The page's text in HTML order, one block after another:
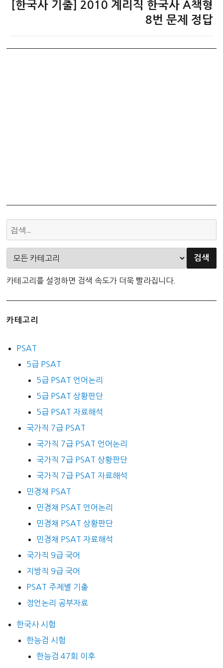
다[한국사 기출] 2010 계리직 한국사 A책형
8번 문제 정답
카테고리를 설정하면 검색 속도가 더욱 빨라집니다.
카테고리
PSAT
5급 PSAT
5급 PSAT 언어논리
5급 PSAT 상황판단
5급 PSAT 자료해석
국가직 7급 PSAT
국가직 7급 PSAT 언어논리
국가직 7급 PSAT 상황판단
국가직 7급 PSAT 자료해석
민경채 PSAT
민경채 PSAT 언어논리
민경채 PSAT 상황판단
민경채 PSAT 자료해석
국가직 9급 국어
지방직 9급 국어
PSAT 주제별 기출
정언논리 공부자료
한국사 시험
한능검 시험
한능검 47회 이후